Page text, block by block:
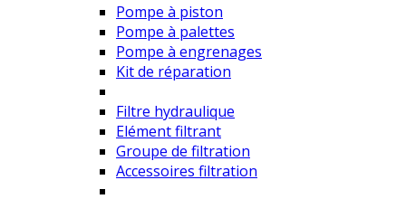
Pompe à piston
Pompe à palettes
Pompe à engrenages
Kit de réparation
Filtre hydraulique
Elément filtrant
Groupe de filtration
Accessoires filtration